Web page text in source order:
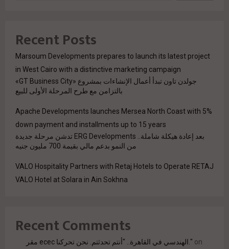
Recent Posts
Marsoum Developments prepares to launch its latest project
in West Cairo with a distinctive marketing campaign
جولدن تاون تبدأ أعمال الإنشاءات بمشروع «GT Business City»
بالتزامن مع طرح المرحلة الأولى للبيع
Apache Developments launches Mersea North Coast with 5%
down payment and installments up to 15 years
بعد إعادة هيكلة شاملة.. ERG Developments تدشن مرحلة جديدة
من النمو بدعم مالي بقيمة 700 مليون جنيه
VALO Hospitality Partners with Retaj Hotels to Operate RETAJ
VALO Hotel at Solara in Ain Sokhna
Recent Comments
مقر ecec الهندسي في القاهرة.. "أنتم تحدثتم. نحن تحركنا." on